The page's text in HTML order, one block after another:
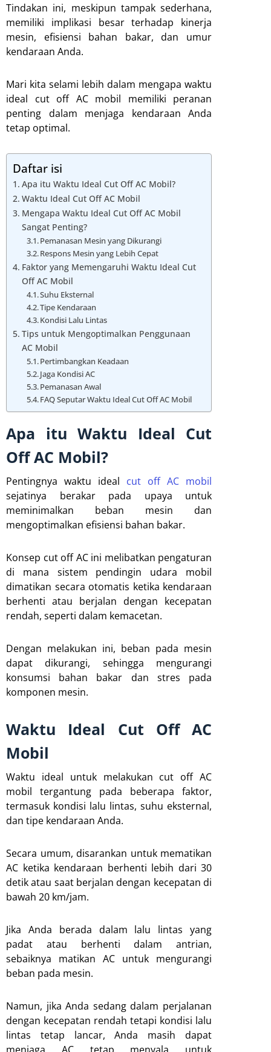
Tindakan ini, meskipun tampak sederhana,
memiliki implikasi besar terhadap kinerja
mesin, efisiensi bahan bakar, dan umur
kendaraan Anda.
Mari kita selami lebih dalam mengapa waktu
ideal cut off AC mobil memiliki peranan
penting dalam menjaga kendaraan Anda
tetap optimal.
Daftar isi
Apa itu Waktu Ideal Cut Off AC Mobil?
Waktu Ideal Cut Off AC Mobil
Mengapa Waktu Ideal Cut Off AC Mobil
Sangat Penting?
Pemanasan Mesin yang Dikurangi
Respons Mesin yang Lebih Cepat
Faktor yang Memengaruhi Waktu Ideal Cut
Off AC Mobil
Suhu Eksternal
Tipe Kendaraan
Kondisi Lalu Lintas
Tips untuk Mengoptimalkan Penggunaan
AC Mobil
Pertimbangkan Keadaan
Jaga Kondisi AC
Pemanasan Awal
FAQ Seputar Waktu Ideal Cut Off AC Mobil
Apa itu Waktu Ideal Cut
Off AC Mobil?
Pentingnya waktu ideal cut off AC mobil
sejatinya berakar pada upaya untuk
meminimalkan beban mesin dan
mengoptimalkan efisiensi bahan bakar.
Konsep cut off AC ini melibatkan pengaturan
di mana sistem pendingin udara mobil
dimatikan secara otomatis ketika kendaraan
berhenti atau berjalan dengan kecepatan
rendah, seperti dalam kemacetan.
Dengan melakukan ini, beban pada mesin
dapat dikurangi, sehingga mengurangi
konsumsi bahan bakar dan stres pada
komponen mesin.
Waktu Ideal Cut Off AC
Mobil
Waktu ideal untuk melakukan cut off AC
mobil tergantung pada beberapa faktor,
termasuk kondisi lalu lintas, suhu eksternal,
dan tipe kendaraan Anda.
Secara umum, disarankan untuk mematikan
AC ketika kendaraan berhenti lebih dari 30
detik atau saat berjalan dengan kecepatan di
bawah 20 km/jam.
Jika Anda berada dalam lalu lintas yang
padat atau berhenti dalam antrian,
sebaiknya matikan AC untuk mengurangi
beban pada mesin.
Namun, jika Anda sedang dalam perjalanan
dengan kecepatan rendah tetapi kondisi lalu
lintas tetap lancar, Anda masih dapat